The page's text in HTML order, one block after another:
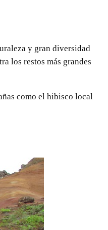
y gran diversidad
los restos más grandes
como el hibisco local